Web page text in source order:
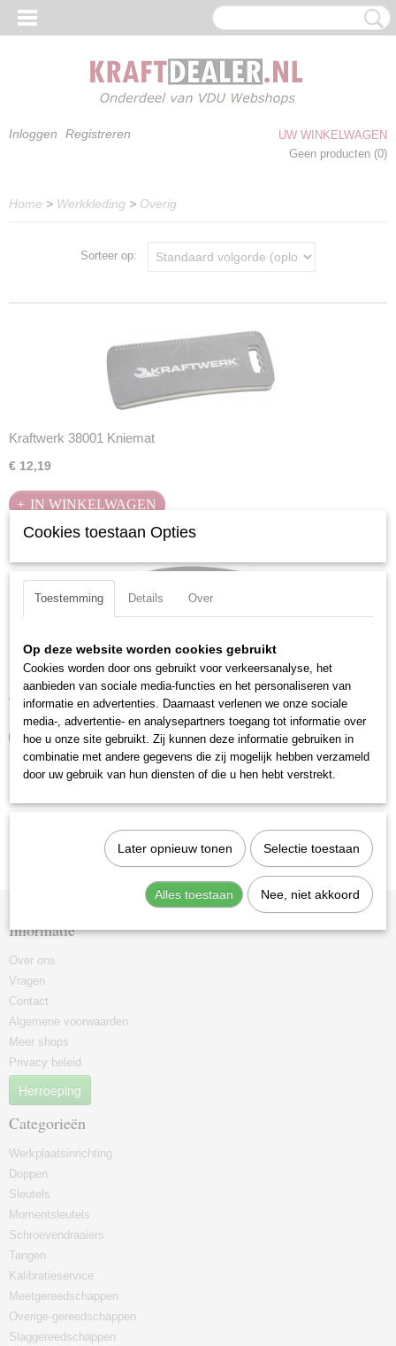
Inloggen Registreren
UW WINKELWAGEN
Geen producten (0)
Home > Werkkleding > Overig
Sorteer op:
Kraftwerk 38001 Kniemat
€ 12,19
IN WINKELWAGEN
Kraftwerk 297.299.000 Gereedschapsriem
€ 11,11
IN WINKELWAGEN
Informatie
Over ons
Vragen
Contact
Algemene voorwaarden
Meer shops
Privacy beleid
Herroeping
Categorieën
Werkplaatsinrichting
Doppen
Sleutels
Momentsleutels
Schroevendraaiers
Tangen
Kalibratieservice
Meetgereedschappen
Overige-gereedschappen
Slaggereedschappen
Cookies toestaan Opties
Toestemming Details Over
Op deze website worden cookies gebruikt
Cookies worden door ons gebruikt voor verkeersanalyse, het
aanbieden van sociale media-functies en het personaliseren van
informatie en advertenties. Daarnaast verlenen we onze sociale
media-, advertentie- en analysepartners toegang tot informatie over
hoe u onze site gebruikt. Zij kunnen deze informatie gebruiken in
combinatie met andere gegevens die zij mogelijk hebben verzameld
door uw gebruik van hun diensten of die u hen hebt verstrekt.
Later opnieuw tonen Selectie toestaan
Alles toestaan Nee, niet akkoord